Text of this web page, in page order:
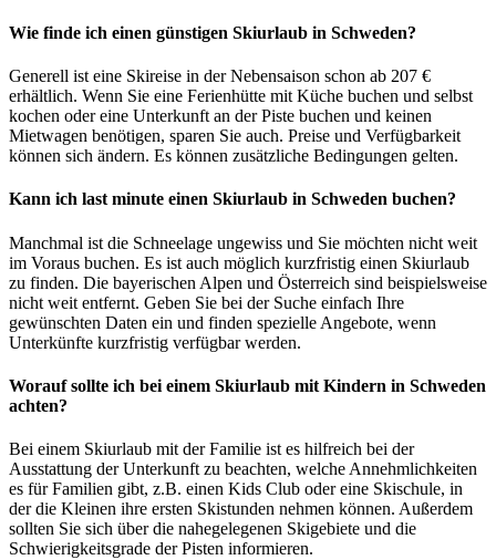
Wie finde ich einen günstigen Skiurlaub in Schweden?
Generell ist eine Skireise in der Nebensaison schon ab 207 €
erhältlich. Wenn Sie eine Ferienhütte mit Küche buchen und selbst
kochen oder eine Unterkunft an der Piste buchen und keinen
Mietwagen benötigen, sparen Sie auch. Preise und Verfügbarkeit
können sich ändern. Es können zusätzliche Bedingungen gelten.
Kann ich last minute einen Skiurlaub in Schweden buchen?
Manchmal ist die Schneelage ungewiss und Sie möchten nicht weit
im Voraus buchen. Es ist auch möglich kurzfristig einen Skiurlaub
zu finden. Die bayerischen Alpen und Österreich sind beispielsweise
nicht weit entfernt. Geben Sie bei der Suche einfach Ihre
gewünschten Daten ein und finden spezielle Angebote, wenn
Unterkünfte kurzfristig verfügbar werden.
Worauf sollte ich bei einem Skiurlaub mit Kindern in Schweden
achten?
Bei einem Skiurlaub mit der Familie ist es hilfreich bei der
Ausstattung der Unterkunft zu beachten, welche Annehmlichkeiten
es für Familien gibt, z.B. einen Kids Club oder eine Skischule, in
der die Kleinen ihre ersten Skistunden nehmen können. Außerdem
sollten Sie sich über die nahegelegenen Skigebiete und die
Schwierigkeitsgrade der Pisten informieren.